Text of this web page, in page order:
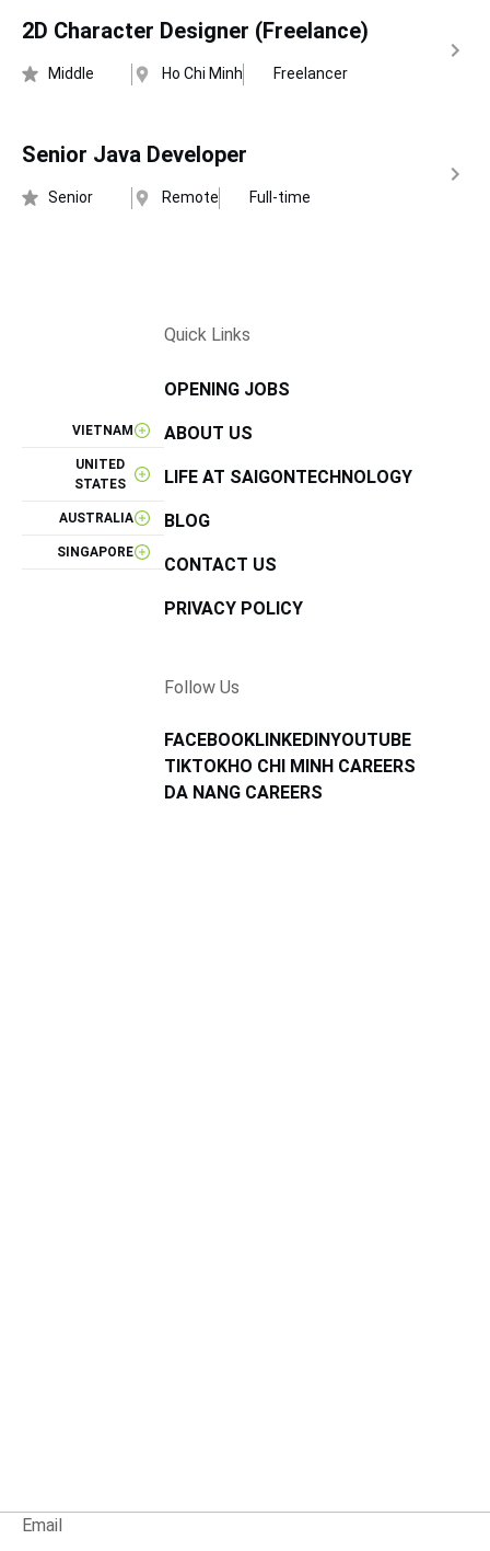
2D Character Designer (Freelance)
Middle Ho Chi Minh Freelancer
Senior Java Developer
Senior Remote Full-time
VIETNAM
UNITED
STATES
AUSTRALIA
SINGAPORE
Quick Links
OPENING JOBS
ABOUT US
LIFE AT SAIGONTECHNOLOGY
BLOG
CONTACT US
PRIVACY POLICY
Follow Us
FACEBOOKLINKEDINYOUTUBE
TIKTOKHO CHI MINH CAREERS
DA NANG CAREERS
Email